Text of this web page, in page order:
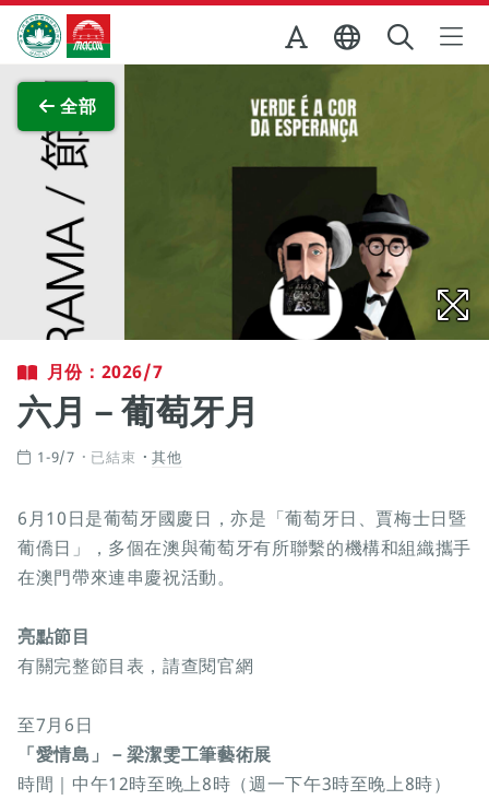
跳至主内容
澳門特別行政區政府旅遊局
全部
月份：2026/7
六月－葡萄牙月
1-9/7 已結束 其他
6月10日是葡萄牙國慶日，亦是「葡萄牙日、賈梅士日暨
葡僑日」，多個在澳與葡萄牙有所聯繫的機構和組織攜手
在澳門帶來連串慶祝活動。
亮點節目
有關完整節目表，請查閱官網
至7月6日
「愛情島」－梁潔雯工筆藝術展
時間｜中午12時至晚上8時（週一下午3時至晚上8時）